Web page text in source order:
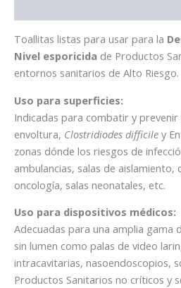
Toallitas listas para usar para la
Nivel esporicida de Productos
entornos sanitarios de Alto Riesgo.
Uso para superficies:
Indicadas para combatir y
envoltura, Clostridiodes difficile y
zonas dónde los riesgos de
ambulancias, salas de aislamiento,
oncología, salas neonatales, etc.
Uso para dispositivos médicos:
Adecuadas para una amplia gama
sin lumen como palas de video
intracavitarias, nasoendoscopios,
Productos Sanitarios no críticos y